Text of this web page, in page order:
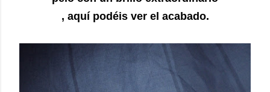
, aquí podéis ver el acabado.